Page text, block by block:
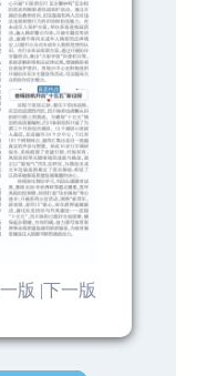
下一版
一版 |